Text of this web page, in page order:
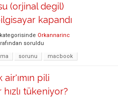
(orjinal degil)
kapandı
kategorisinde Orkannarinc
soruldu
sorunu macbook
pili
tükeniyor?